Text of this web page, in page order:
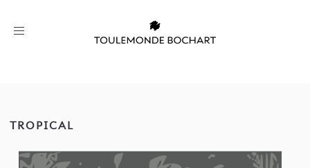
Toggle
TROPICAL